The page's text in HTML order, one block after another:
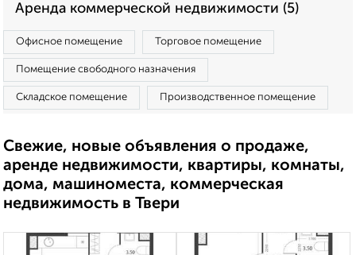
Аренда коммерческой недвижимости (5)
Офисное помещение Торговое помещение
Помещение свободного назначения
Складское помещение Производственное помещение
Свежие, новые объявления о продаже,
аренде недвижимости, квартиры, комнаты,
дома, машиноместа, коммерческая
недвижимость в Твери